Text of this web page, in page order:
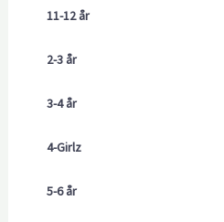
11-12 år
2-3 år
3-4 år
4-Girlz
5-6 år